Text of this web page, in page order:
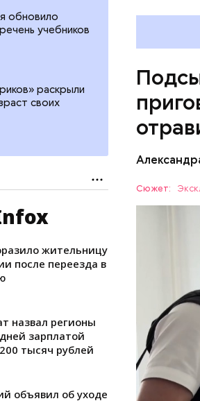
обновило
учебников
раскрыли
своих
жительницу
после переезда в
назвал регионы
зарплатой
тысяч рублей
объявил об уходе
Сюжет:
Все
изъятой
Видео: